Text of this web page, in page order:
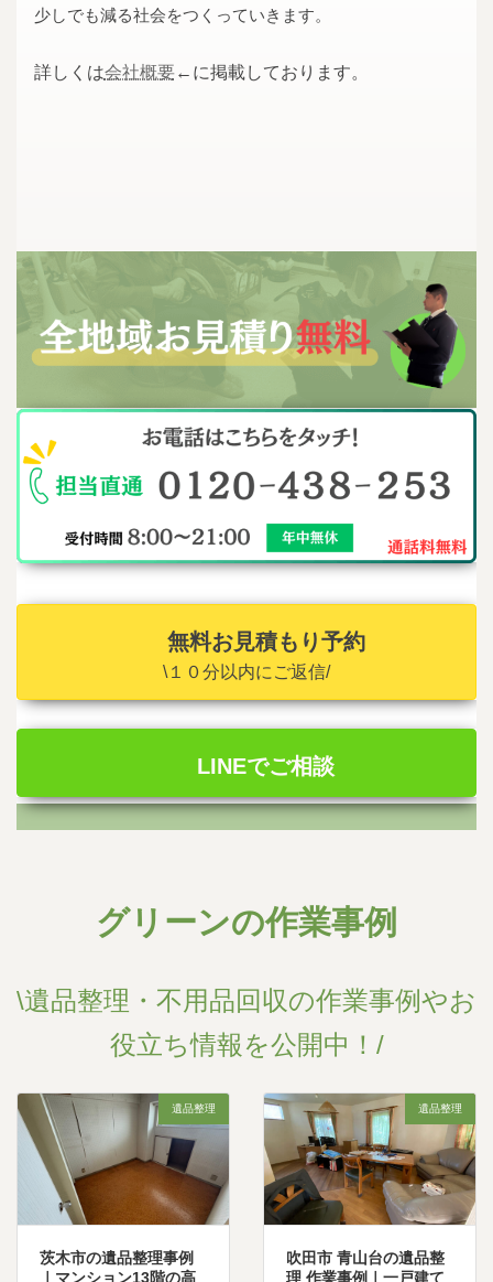
少しでも減る社会をつくっていきます。
詳しくは会社概要←に掲載しております。
無料お見積もり予約
\１０分以内にご返信/
LINEでご相談
グリーンの作業事例
\遺品整理・不用品回収の作業事例やお
役立ち情報を公開中！/
遺品整理
茨木市の遺品整理事例
｜マンション13階の高
遺品整理
吹田市 青山台の遺品整
理 作業事例｜一戸建て